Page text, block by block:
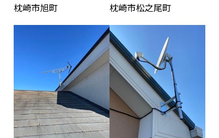
枕崎市旭町 枕崎市松之尾町